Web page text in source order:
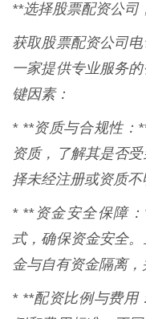
**选择股票配资公司
获取股票配资公司
一家提供专业服务
键因素：
* **资质与合规性：
资质，了解其是否
择未经注册或资质不
* **资金安全保障
式，确保资金安全
金与自有资金隔离，
* **配资比例与费用